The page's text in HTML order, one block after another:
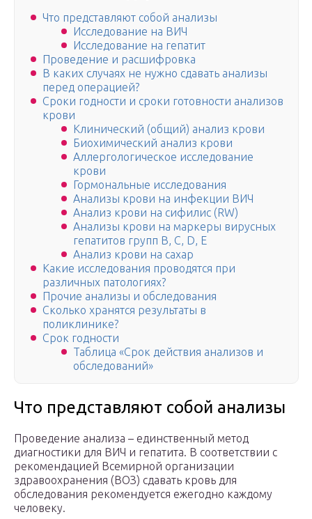
Что представляют собой анализы
Исследование на ВИЧ
Исследование на гепатит
Проведение и расшифровка
В каких случаях не нужно сдавать анализы
перед операцией?
Сроки годности и сроки готовности анализов
крови
Клинический (общий) анализ крови
Биохимический анализ крови
Аллергологическое исследование
крови
Гормональные исследования
Анализы крови на инфекции ВИЧ
Анализ крови на сифилис (RW)
Анализы крови на маркеры вирусных
гепатитов групп В, С, D, E
Анализ крови на сахар
Какие исследования проводятся при
различных патологиях?
Прочие анализы и обследования
Сколько хранятся результаты в
поликлинике?
Срок годности
Таблица «Срок действия анализов и
обследований»
Что представляют собой анализы
Проведение анализа – единственный метод
диагностики для ВИЧ и гепатита. В соответствии с
рекомендацией Всемирной организации
здравоохранения (ВОЗ) сдавать кровь для
обследования рекомендуется ежегодно каждому
человеку.